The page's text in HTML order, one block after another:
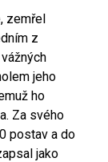
zemřel
z
jeho
ho
Za svého
postav a do
jako